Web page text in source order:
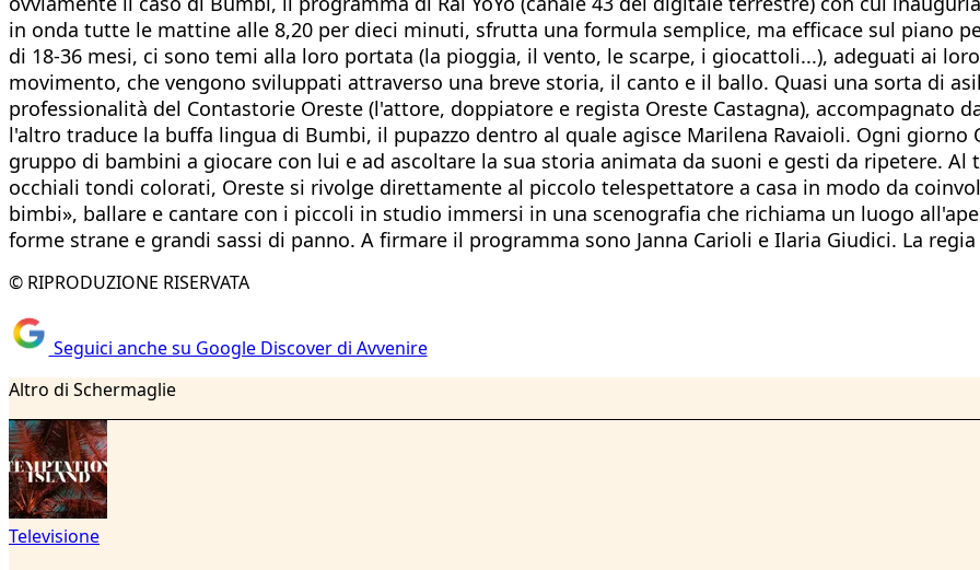
in onda tutte le mattine alle 8,20 per dieci minuti, sfrutta una formula semplice, ma efficace sul piano
di 18-36 mesi, ci sono temi alla loro portata (la pioggia, il vento, le scarpe, i giocattoli...), adeguati ai
movimento, che vengono sviluppati attraverso una breve storia, il canto e il ballo. Quasi una sorta di
professionalità del Contastorie Oreste (l'attore, doppiatore e regista Oreste Castagna), accompagnato
l'altro traduce la buffa lingua di Bumbi, il pupazzo dentro al quale agisce Marilena Ravaioli. Ogni giorno
gruppo di bambini a giocare con lui e ad ascoltare la sua storia animata da suoni e gesti da ripetere.
occhiali tondi colorati, Oreste si rivolge direttamente al piccolo telespettatore a casa in modo da
bimbi», ballare e cantare con i piccoli in studio immersi in una scenografia che richiama un luogo
forme strane e grandi sassi di panno. A firmare il programma sono Janna Carioli e Ilaria Giudici. La
© RIPRODUZIONE RISERVATA
Seguici anche su Google Discover di Avvenire
Altro di Schermaglie
Televisione